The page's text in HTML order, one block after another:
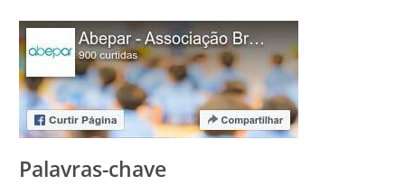
Palavras-chave